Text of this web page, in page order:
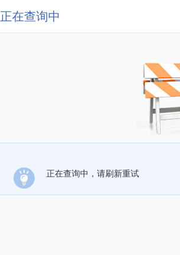
正在查询中
正在查询中，请刷新重试